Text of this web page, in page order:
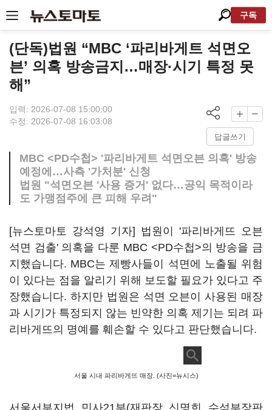
구독
(단독)법원 “MBC ‘파리바게트 석면오
븐’ 의혹 방송금지…매장·시기 특정 못
해”
입력: 2026-07-08 15:00:00
수정: 2026-07-08 16:03:08
답글쓰기
MBC <PD수첩> '파리바게트 석면오븐 의혹' 방송
예정에…사측 '가처분' 신청
법원 "석면오븐 '사용 증거' 없다…공익 목적이라
도 가맹점주에 큰 피해 우려"
[뉴스토마토 강석영 기자] 법원이 '파리바게뜨 오븐
석면 검출' 의혹을 다룬 MBC <PD수첩>의 방송을 금
지했습니다. MBC는 제빵사들이 석면에 노출될 위험
이 있다는 점을 알리기 위해 보도할 필요가 있다고 주
장했습니다. 하지만 법원은 석면 오븐이 사용된 매장
과 시기가 특정되지 않는 빈약한 의혹 제기는 되려 파
리바게뜨의 명예를 훼손할 수 있다고 판단했습니다.
서울 시내 파리바게뜨 매장. (사진=뉴시스)
서울서부지법 민사21부(재판장 신명희 수석부장판